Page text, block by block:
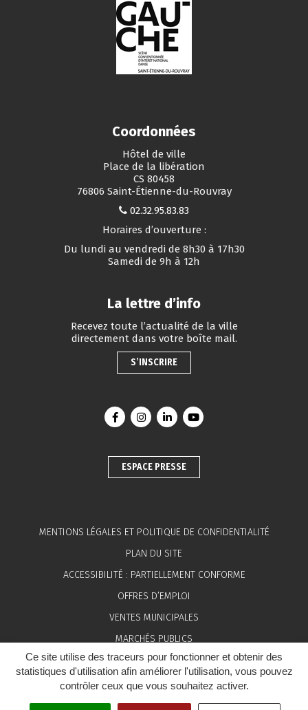
Ce site utilise des traceurs pour fonctionner et obtenir des
statistiques d'utilisation afin améliorer l'utilisation, vous pouvez
contrôler ceux que vous souhaitez activer.
Coordonnées
Hôtel de ville
Place de la libération
CS 80458
76806 Saint-Étienne-du-Rouvray
02.32.95.83.83
Horaires d’ouverture :
Du lundi au vendredi de 8h30 à 17h30
Samedi de 9h à 12h
La lettre d’info
Recevez toute l’actualité de la ville
directement dans votre boîte mail.
S’INSCRIRE
Lien vers le compte Facebook
Lien vers le compte Instagram
Lien vers le compte Linkedin
Lien vers la chaîne
ESPACE PRESSE
MENTIONS LÉGALES ET POLITIQUE DE CONFIDENTIALITÉ
PLAN DU SITE
ACCESSIBILITÉ : PARTIELLEMENT CONFORME
OFFRES D’EMPLOI
VENTES MUNICIPALES
MARCHÉS PUBLICS
ESPACE PRESSE